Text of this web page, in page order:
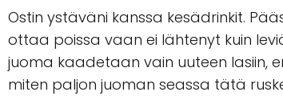
Ostin ystäväni kanssa kesädrinkit.
ottaa poissa vaan ei lähtenyt kuin
juoma kaadetaan vain uuteen lasiin,
miten paljon juoman seassa tätä